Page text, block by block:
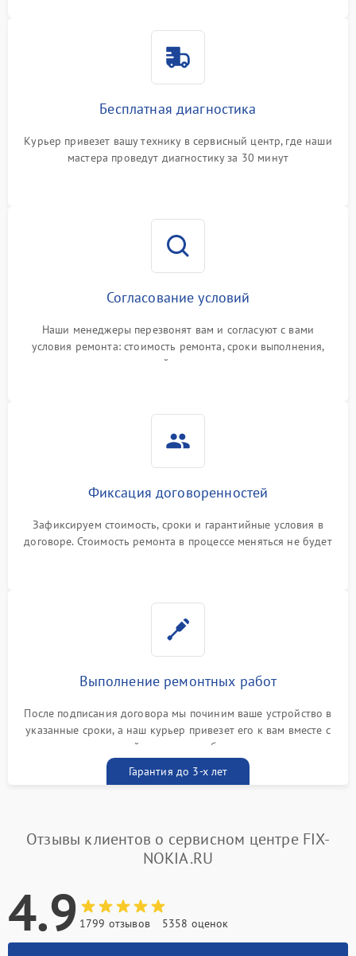
Бесплатная диагностика
Курьер привезет вашу технику в сервисный центр, где наши
мастера проведут диагностику за 30 минут
Согласование условий
Наши менеджеры перезвонят вам и согласуют с вами
условия ремонта: стоимость ремонта, сроки выполнения,
гарантийные условия
Фиксация договоренностей
Зафиксируем стоимость, сроки и гарантийные условия в
договоре. Стоимость ремонта в процессе меняться не будет
Выполнение ремонтных работ
После подписания договора мы починим ваше устройство в
указанные сроки, а наш курьер привезет его к вам вместе с
гарантийным талоном бесплатно
Гарантия до 3-х лет
Отзывы клиентов о сервисном центре FIX-
NOKIA.RU
4.9 1799 отзывов 5358 оценок